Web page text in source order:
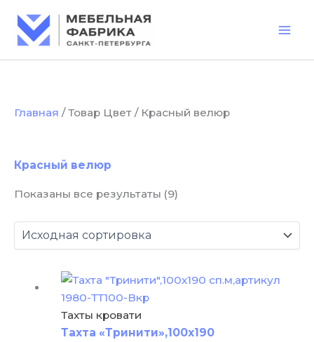
содержимому
Главная / Товар Цвет / Красный велюр
Красный велюр
Показаны все результаты (9)
Тахты кровати
Тахта «Тринити»,100х190